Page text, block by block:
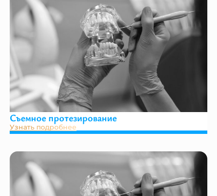
Съемное протезирование
Узнать подробнее